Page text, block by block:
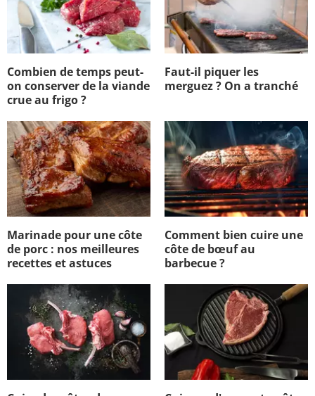
Combien de temps peut-
on conserver de la viande
crue au frigo ?
Faut-il piquer les
merguez ? On a tranché
Marinade pour une côte
de porc : nos meilleures
recettes et astuces
Comment bien cuire une
côte de bœuf au
barbecue ?